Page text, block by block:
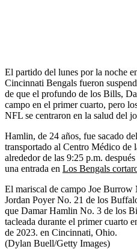
El partido del lunes por la noche
Cincinnati Bengals fueron
de que el profundo de los Bills,
campo en el primer cuarto, pero
NFL se centraron en la salud del
Hamlin, de 24 años, fue sacado
transportado al Centro Médico de
alrededor de las 9:25 p.m.
una entrada en Los Bengals
El mariscal de campo Joe
Jordan Poyer No. 21 de los
que Damar Hamlin No. 3 de los
tacleada durante el primer cuarto
de 2023. en Cincinnati, Ohio.
(Dylan Buell/Getty Images)